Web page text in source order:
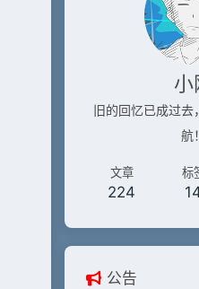
小
旧的回忆已成过去
航！
文章
224
标
公告